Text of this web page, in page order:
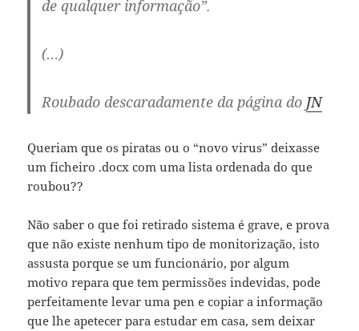
de qualquer informação”.
(…)
Roubado descaradamente da página do JN
Queriam que os piratas ou o “novo virus” deixasse
um ficheiro .docx com uma lista ordenada do que
roubou??
Não saber o que foi retirado sistema é grave, e prova
que não existe nenhum tipo de monitorização, isto
assusta porque se um funcionário, por algum
motivo repara que tem permissões indevidas, pode
perfeitamente levar uma pen e copiar a informação
que lhe apetecer para estudar em casa, sem deixar